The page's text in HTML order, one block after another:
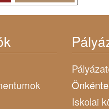
Iskolai